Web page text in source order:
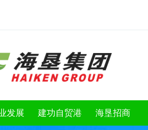
发展 建功自贸港 海垦招商